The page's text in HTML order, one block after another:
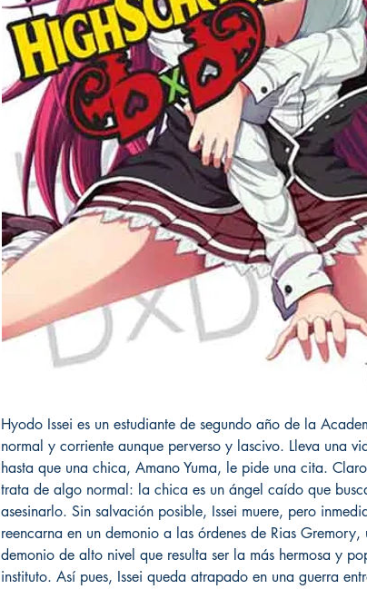
Hyodo Issei es un estudiante de segundo año de la
normal y corriente aunque perverso y lascivo. Lleva una
hasta que una chica, Amano Yuma, le pide una cita.
trata de algo normal: la chica es un ángel caído que
asesinarlo. Sin salvación posible, Issei muere, pero
reencarna en un demonio a las órdenes de Rias Gremory,
demonio de alto nivel que resulta ser la más hermosa y
instituto. Así pues, Issei queda atrapado en una guerra